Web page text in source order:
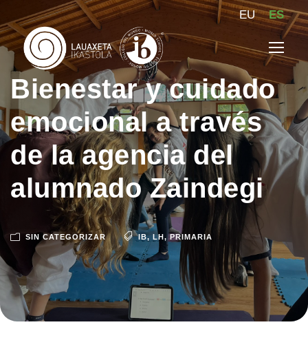
EU ES
Bienestar y cuidado
emocional a través
de la agencia del
alumnado Zaindegi
SIN CATEGORIZAR IB, LH, PRIMARIA